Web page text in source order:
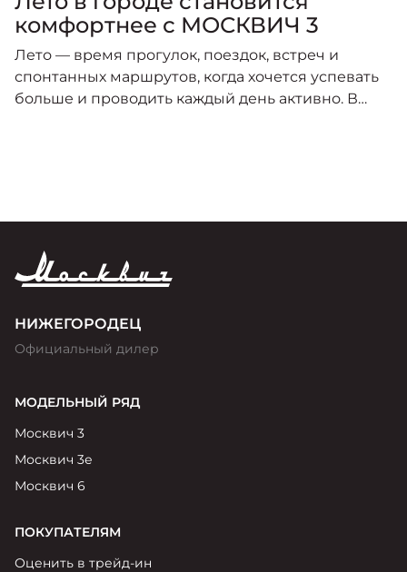
комфортнее с МОСКВИЧ 3
Лето — время прогулок, поездок, встреч и
спонтанных маршрутов, когда хочется успевать
больше и проводить каждый день активно. В
НИЖЕГОРОДЕЦ
Официальный дилер
МОДЕЛЬНЫЙ РЯД
Москвич 3
Москвич 3е
Москвич 6
ПОКУПАТЕЛЯМ
Оценить в трейд-ин